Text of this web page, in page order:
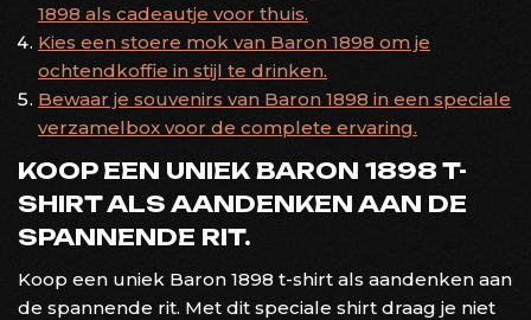
1898 als cadeautje voor thuis.
Kies een stoere mok van Baron 1898 om je
ochtendkoffie in stijl te drinken.
Bewaar je souvenirs van Baron 1898 in een speciale
verzamelbox voor de complete ervaring.
KOOP EEN UNIEK BARON 1898 T-
SHIRT ALS AANDENKEN AAN DE
SPANNENDE RIT.
Koop een uniek Baron 1898 t-shirt als aandenken aan
de spannende rit. Met dit speciale shirt draag je niet